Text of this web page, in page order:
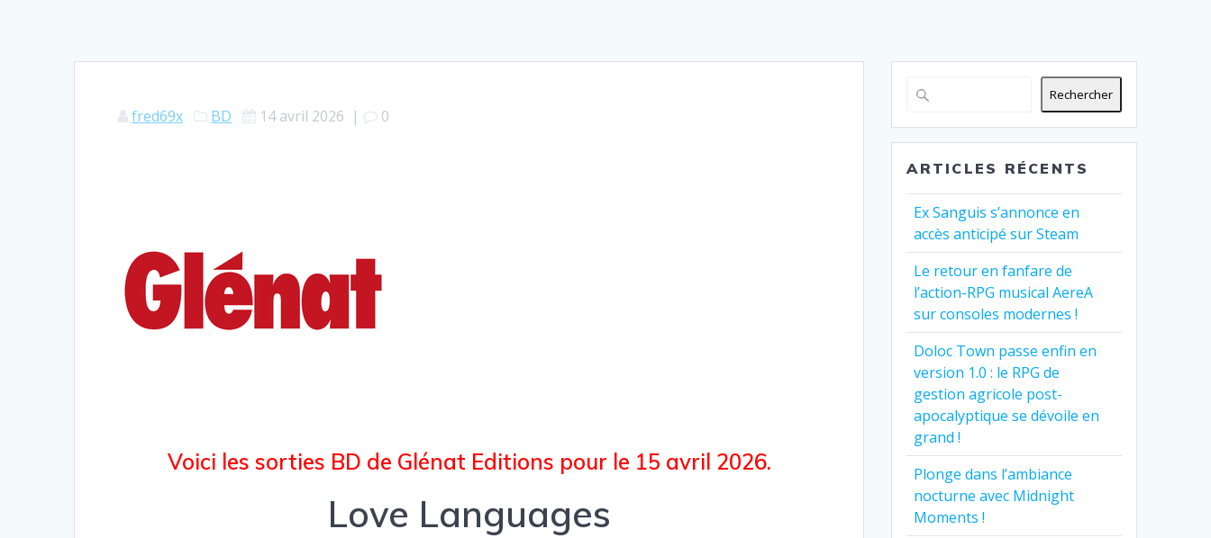
fred69x BD 14 avril 2026 | 0
Voici les sorties BD de Glénat Editions pour le 15 avril 2026.
Love Languages
Rechercher
ARTICLES RÉCENTS
Ex Sanguis s’annonce en
accès anticipé sur Steam
Le retour en fanfare de
l’action-RPG musical AereA
sur consoles modernes !
Doloc Town passe enfin en
version 1.0 : le RPG de
gestion agricole post-
apocalyptique se dévoile en
grand !
Plonge dans l’ambiance
nocturne avec Midnight
Moments !